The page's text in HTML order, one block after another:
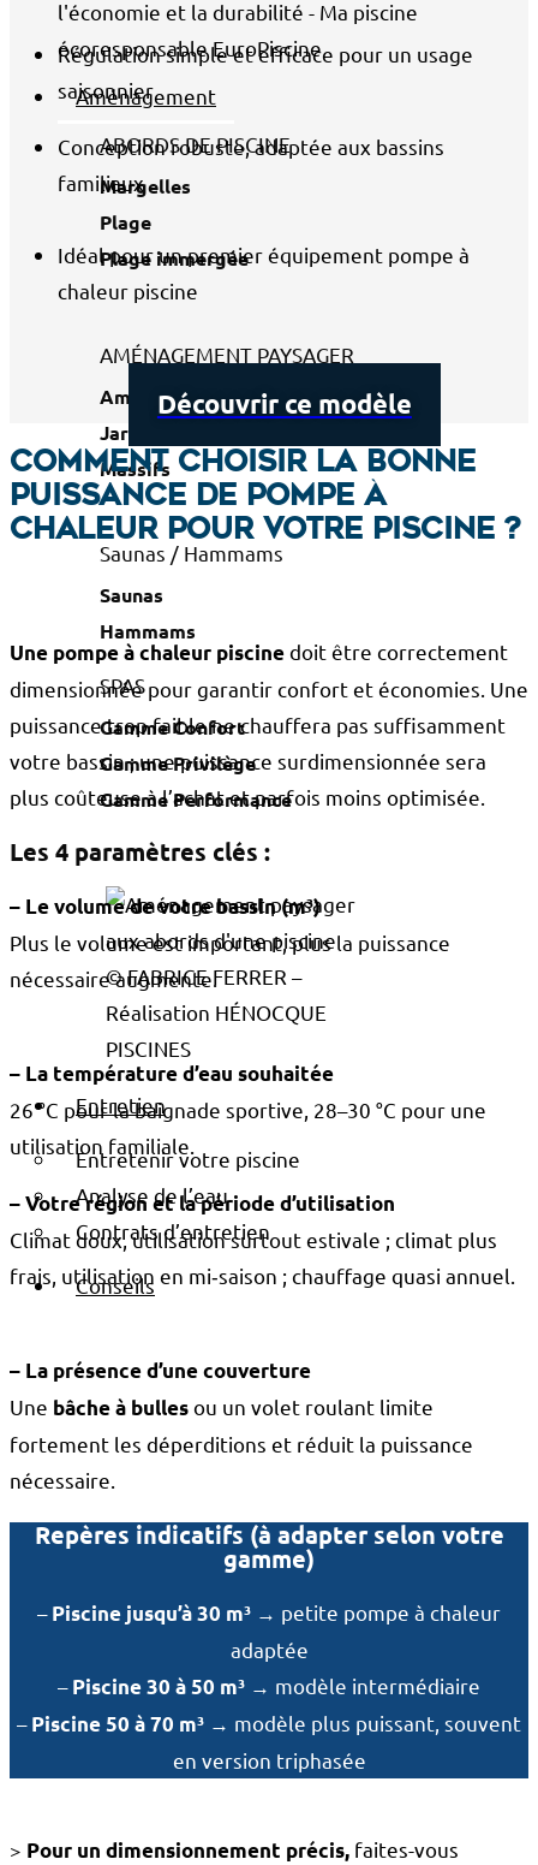
Aménagement
ABORDS DE PISCINE
Margelles
Plage
Plage immergée
AMÉNAGEMENT PAYSAGER
Aménagement paysager de piscine
Jardin
Massifs
Saunas / Hammams
Saunas
Hammams
SPAS
Gamme Confort
Gamme Privilège
Gamme Performance
© FABRICE FERRER –
Réalisation HÉNOCQUE
PISCINES
Entretien
Entretenir votre piscine
Analyse de l’eau
Contrats d’entretien
Conseils
Régulation simple et efficace pour un usage
saisonnier
Conception robuste, adaptée aux bassins
familiaux
Idéal pour un premier équipement pompe à
chaleur piscine
Découvrir ce modèle
Comment choisir la bonne
puissance de pompe à
chaleur pour votre piscine ?
Une pompe à chaleur piscinedoit être correctement
dimensionnée pour garantir confort et économies. Une
puissance trop faible ne chauffera pas suffisamment
votre bassin ; une puissance surdimensionnée sera
plus coûteuse à l’achat et parfois moins optimisée.
Les 4 paramètres clés :
– Le volume de votre bassin (m³)
Plus le volume est important, plus la puissance
nécessaire augmente.
– La température d’eau souhaitée
26 °C pour la baignade sportive, 28–30 °C pour une
utilisation familiale.
– Votre région et la période d’utilisation
Climat doux, utilisation surtout estivale ; climat plus
frais, utilisation en mi‑saison ; chauffage quasi annuel.
– La présence d’une couverture
Une bâche à bullesou un volet roulant limite
fortement les déperditions et réduit la puissance
nécessaire.
Repères indicatifs (à adapter selon votre
gamme)
–Piscine jusqu’à 30 m³ → petite pompe à chaleur
adaptée
–Piscine 30 à 50 m³ → modèle intermédiaire
–Piscine 50 à 70 m³ → modèle plus puissant, souvent
en version triphasée
> Pour un dimensionnement précis, faites-vous